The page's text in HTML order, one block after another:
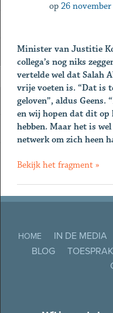
op 26
Minister van Justitie
collega’s nog niks
vertelde wel dat Salah
vrije voeten is. “Dat is
geloven”, aldus
en wij hopen dat dit
hebben. Maar het is
netwerk om zich heen
Bekijk het fragment »
HOME IN DE MEDIA
BLOG